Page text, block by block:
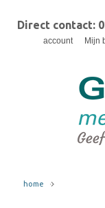
Direct contact:
account
Mijn
home